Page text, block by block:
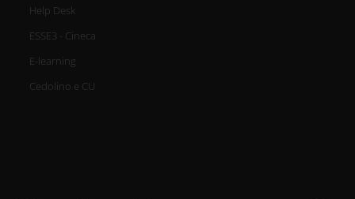
Help Desk
ESSE3 - Cineca
E-learning
Cedolino e CU